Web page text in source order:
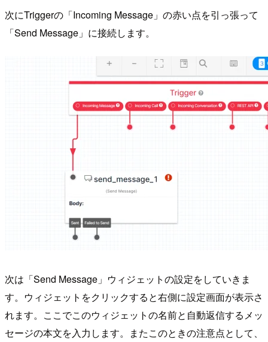
次にTriggerの「Incoming Message」の赤い点を引っ張って
「Send Message」に接続します。
次は「Send Message」ウィジェットの設定をしていきま
す。ウィジェットをクリックすると右側に設定画面が表示さ
れます。ここでこのウィジェットの名前と自動返信するメッ
セージの本文を入力します。またこのときの注意点として、